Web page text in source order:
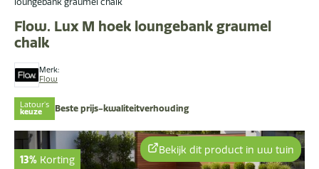
Merk:
Flow
Flow. Lux M hoek loungebank graumel
chalk
Latour's
keuze Beste prijs-kwaliteitverhouding
13% Korting
Bekijk dit product in uw tuin